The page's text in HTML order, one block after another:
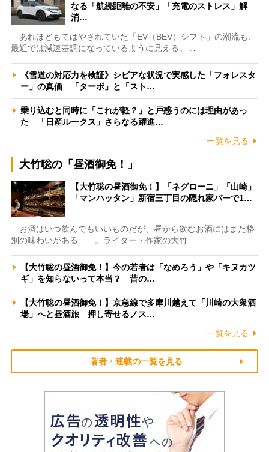
なる「航続距離の不安」「充電のストレス」解
消…
あれほどもてはやされていた「EV（BEV）シフト」の潮流も、
最近では減速基調になっているように見える。…
《雪道の対応力を検証》シビアな状況で実感した「フォレスタ
ー」の真価 「ターボ」と「スト…
乗り込むと同時に「これが軽？」と戸惑うのには理由があっ
た 「日産ルークス」さらなる躍進…
一覧を見る
大竹聡の「昼酒御免！」
【大竹聡の昼酒御免！】「ネグローニ」「山崎」
「マンハッタン」新宿三丁目の隠れ家バーで1…
お酒はいつ飲んでもいいものだが、昼から飲むお酒にはまた格
別の味わいがある――。ライター・作家の大竹…
【大竹聡の昼酒御免！】今の若者は「なめろう」や「キヌカツ
ギ」を知らないって本当？ 昔の…
【大竹聡の昼酒御免！】京急線で多摩川越えて「川崎の大衆酒
場」へと昼酒旅 押し寄せるノス…
一覧を見る
著者・連載の一覧を見る